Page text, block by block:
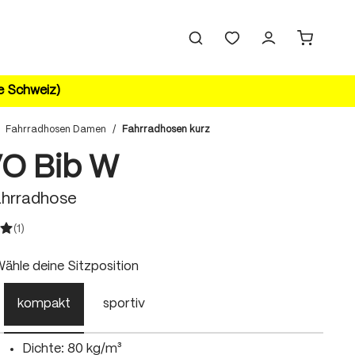
Schweiz)
Fahrradhosen Damen / Fahrradhosen kurz
Bib W
(1)
deine Sitzposition
kompakt sportiv
Dichte: 80 kg/m³